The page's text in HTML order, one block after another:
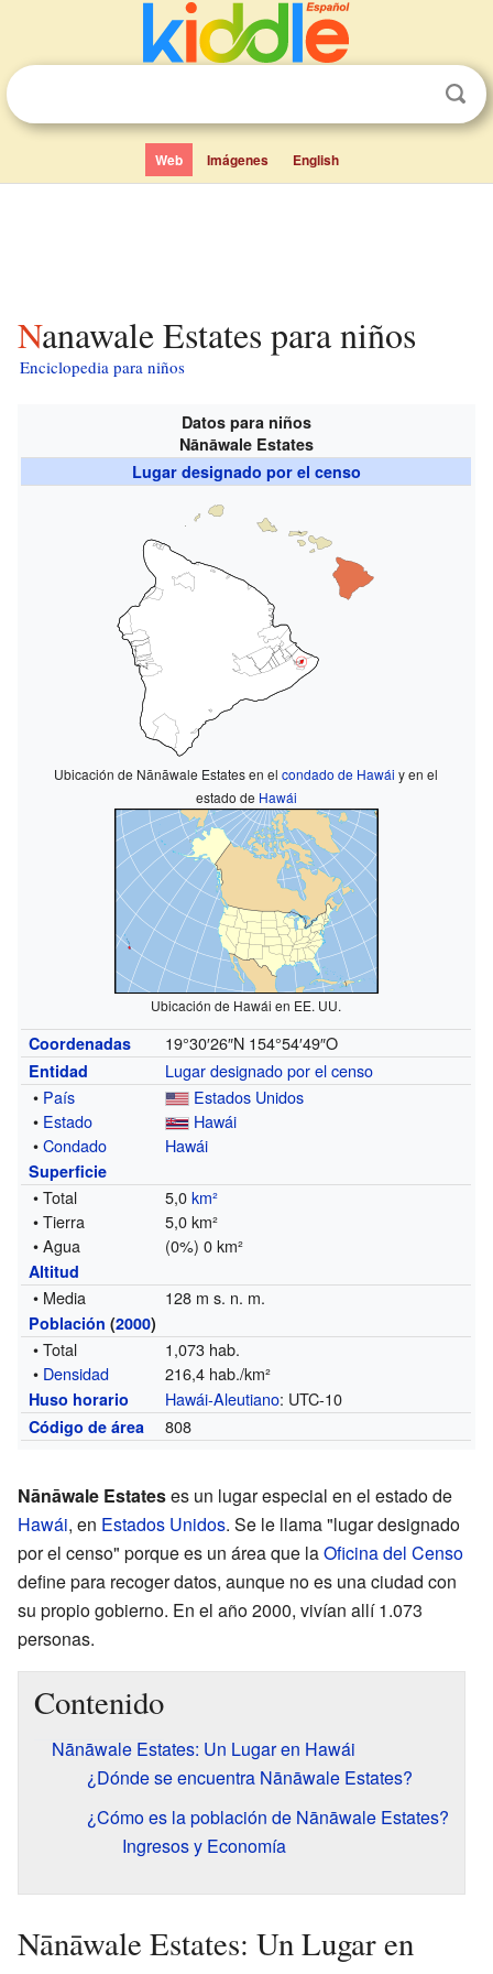
Web Imágenes English
Nanawale Estates para niños
Enciclopedia para niños
Datos para niños
Nānāwale Estates
Lugar designado por el censo
Ubicación de Nānāwale Estates en elcondado de Hawái y en el
estado de Hawái
Ubicación de Hawái en EE. UU.
Coordenadas 19°30′26″N 154°54′49″O
Entidad
Lugar designado por el censo
• País
Estados Unidos
• Estado
Hawái
•Condado Hawái
Superficie
• Total 5,0km²
• Tierra
5,0 km²
• Agua
(0%) 0 km²
Altitud
• Media 128 m s. n. m.
Población (2000)
• Total
1,073 hab.
• Densidad 216,4 hab./km²
Huso horario Hawái-Aleutiano: UTC-10
Código de área 808
Nānāwale Estateses un lugar especial en el estado de
Hawái, en Estados Unidos. Se le llama "lugar designado
por el censo" porque es un área que laOficina del Censo
define para recoger datos, aunque no es una ciudad con
su propio gobierno. En el año 2000, vivían allí 1.073
personas.
Contenido
Nānāwale Estates: Un Lugar en Hawái
¿Dónde se encuentra Nānāwale Estates?
¿Cómo es la población de Nānāwale Estates?
Ingresos y Economía
Nānāwale Estates: Un Lugar en